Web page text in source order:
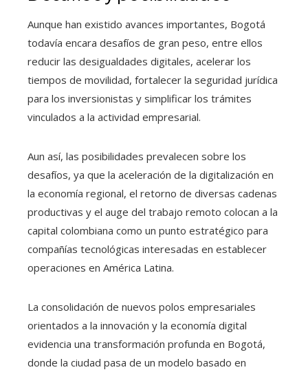
Aunque han existido avances importantes, Bogotá
todavía encara desafíos de gran peso, entre ellos
reducir las desigualdades digitales, acelerar los
tiempos de movilidad, fortalecer la seguridad jurídica
para los inversionistas y simplificar los trámites
vinculados a la actividad empresarial.
Aun así, las posibilidades prevalecen sobre los
desafíos, ya que la aceleración de la digitalización en
la economía regional, el retorno de diversas cadenas
productivas y el auge del trabajo remoto colocan a la
capital colombiana como un punto estratégico para
compañías tecnológicas interesadas en establecer
operaciones en América Latina.
La consolidación de nuevos polos empresariales
orientados a la innovación y la economía digital
evidencia una transformación profunda en Bogotá,
donde la ciudad pasa de un modelo basado en